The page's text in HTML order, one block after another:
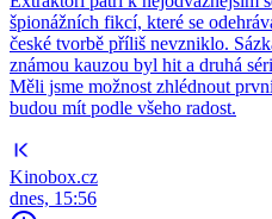
špionážních fikcí, které se
české tvorbě příliš nevzniklo.
známou kauzou byl hit a druhá
Měli jsme možnost zhlédnout
budou mít podle všeho radost.
Kinobox.cz
dnes, 15:56